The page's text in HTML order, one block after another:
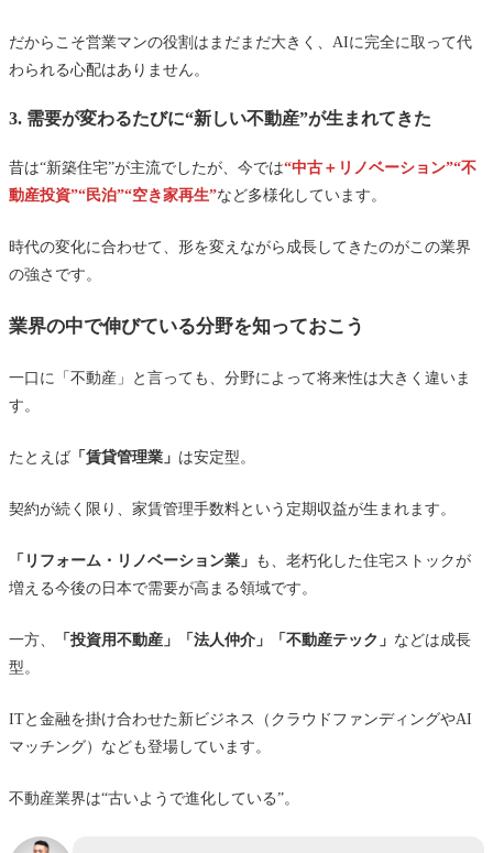
だからこそ営業マンの役割はまだまだ大きく、AIに完全に取って代
わられる心配はありません。
3. 需要が変わるたびに“新しい不動産”が生まれてきた
昔は“新築住宅”が主流でしたが、今では“中古＋リノベーション”“不
動産投資”“民泊”“空き家再生”など多様化しています。
時代の変化に合わせて、形を変えながら成長してきたのがこの業界
の強さです。
業界の中で伸びている分野を知っておこう
一口に「不動産」と言っても、分野によって将来性は大きく違いま
す。
たとえば 「賃貸管理業」 は安定型。
契約が続く限り、家賃管理手数料という定期収益が生まれます。
「リフォーム・リノベーション業」 も、老朽化した住宅ストックが
増える今後の日本で需要が高まる領域です。
一方、 「投資用不動産」「法人仲介」「不動産テック」 などは成長
型。
ITと金融を掛け合わせた新ビジネス（クラウドファンディングやAI
マッチング）なども登場しています。
不動産業界は“古いようで進化している”。